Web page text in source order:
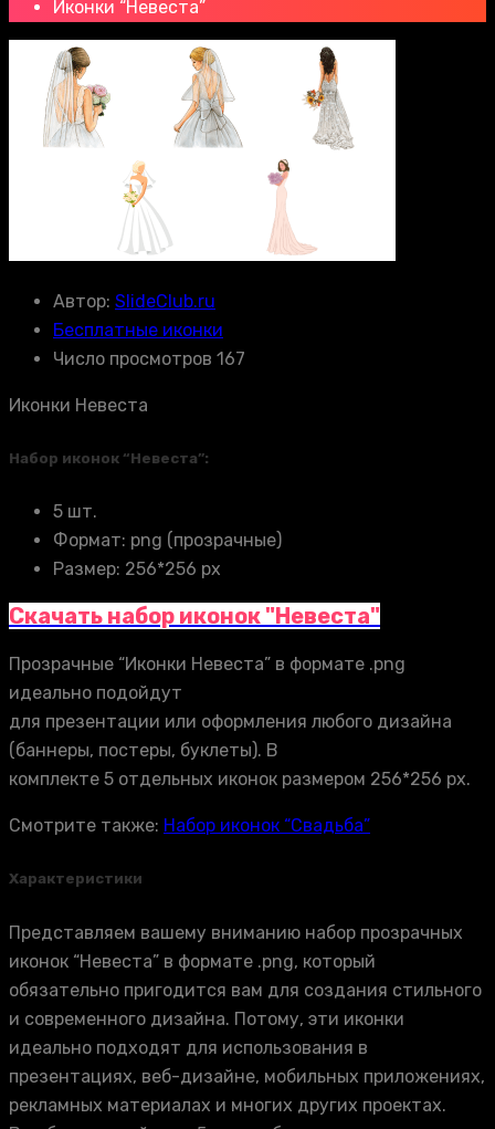
Иконки “Невеста”
Автор: SlideClub.ru
Бесплатные иконки
Число просмотров 167
Иконки Невеста
Набор иконок “Невеста”:
5 шт.
Формат: png (прозрачные)
Размер: 256*256 px
Скачать набор иконок "Невеста"
Прозрачные “Иконки Невеста” в формате .png
идеально подойдут
для презентации или оформления любого дизайна
(баннеры, постеры, буклеты). В
комплекте 5 отдельных иконок размером 256*256 px.
Смотрите также: Набор иконок “Свадьба”
Характеристики
Представляем вашему вниманию набор прозрачных
иконок “Невеста” в формате .png, который
обязательно пригодится вам для создания стильного
и современного дизайна. Потому, эти иконки
идеально подходят для использования в
презентациях, веб-дизайне, мобильных приложениях,
рекламных материалах и многих других проектах.